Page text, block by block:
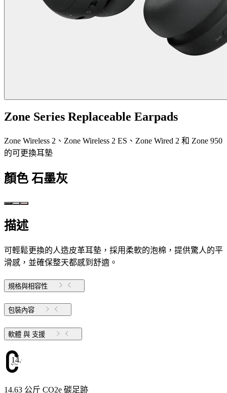
Zone Series Replaceable Earpads
Zone Wireless 2、Zone Wireless 2 ES、Zone Wired 2 和 Zone 950
的可更換耳墊
顏色 石墨灰
描述
可輕鬆更換的人造皮革耳墊，採用柔軟的泡棉，提供驚人的平
滑感，並確保整天都感到舒適。
規格與相容性
包裝內容
軟體 與 支援
14.63
14.63 公斤 CO2e 碳足跡